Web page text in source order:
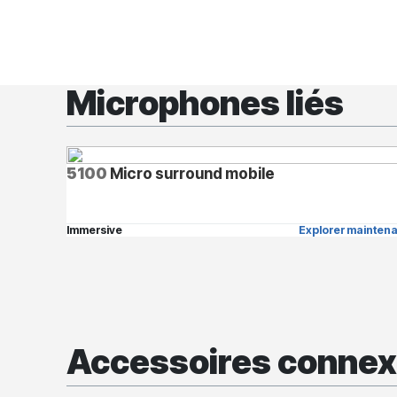
Microphones liés
5100 Micro surround mobile
Immersive Explorer
Accessoires